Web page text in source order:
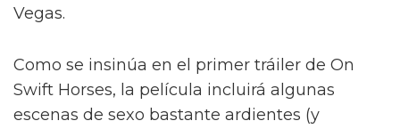
Vegas.
Como se insinúa en el primer tráiler de On
Swift Horses, la película incluirá algunas
escenas de sexo bastante ardientes (y